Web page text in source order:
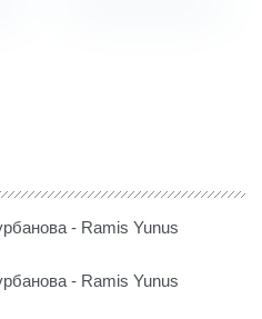
- Ramis Yunus
- Ramis Yunus